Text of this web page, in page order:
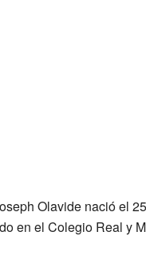
Olavide nació el
en el Colegio Real y